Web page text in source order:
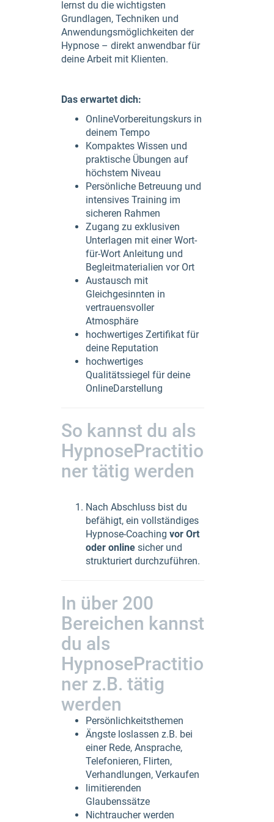
lernst du die wichtigsten
Grundlagen, Techniken und
Anwendungsmöglichkeiten der
Hypnose – direkt anwendbar für
deine Arbeit mit Klienten.
Das erwartet dich:
OnlineVorbereitungskurs in
deinem Tempo
Kompaktes Wissen und
praktische Übungen auf
höchstem Niveau
Persönliche Betreuung und
intensives Training im
sicheren Rahmen
Zugang zu exklusiven
Unterlagen mit einer Wort-
für-Wort Anleitung und
Begleitmaterialien vor Ort
Austausch mit
Gleichgesinnten in
vertrauensvoller
Atmosphäre
hochwertiges Zertifikat für
deine Reputation
hochwertiges
Qualitätssiegel für deine
OnlineDarstellung
So kannst du als
HypnosePractitio
ner tätig werden
Nach Abschluss bist du
befähigt, ein vollständiges
Hypnose-Coaching vor Ort
oder online sicher und
strukturiert durchzuführen.
In über 200
Bereichen kannst
du als
HypnosePractitio
ner z.B. tätig
werden
Persönlichkeitsthemen
Ängste loslassen z.B. bei
einer Rede, Ansprache,
Telefonieren, Flirten,
Verhandlungen, Verkaufen
limitierenden
Glaubenssätze
Nichtraucher werden